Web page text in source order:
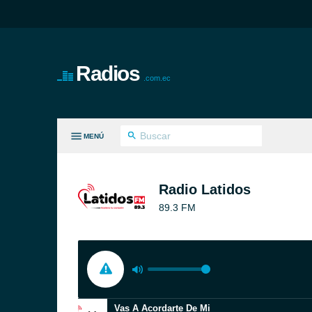
Radios .com.ec
MENÚ
Radio Latidos
89.3 FM
Vas A Acordarte De Mi